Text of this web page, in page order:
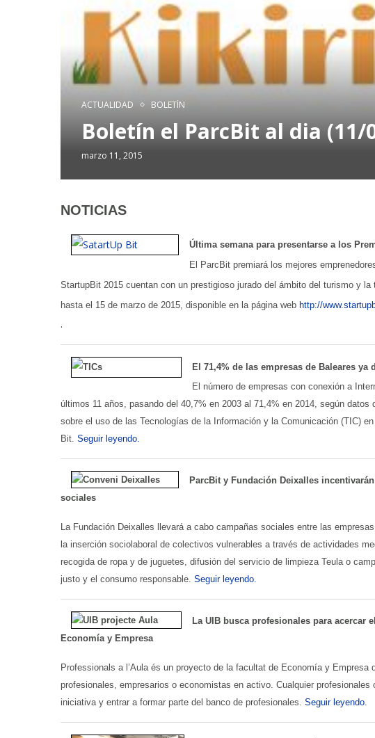
ACTUALIDAD BOLETÍN
Boletín el ParcBit al dia (11/
marzo 11, 2015
NOTICIAS
Última semana para presentarse a los
El ParcBit premiará los mejores
StartupBit 2015 cuentan con un prestigioso jurado del ámbito del turismo y
hasta el 15 de marzo de 2015, disponible en la página web http://
.
El 71,4% de las empresas de Baleares
El número de empresas con conexión a
últimos 11 años, pasando del 40,7% en 2003 al 71,4% en 2014, según datos
sobre el uso de las Tecnologías de la Información y la Comunicación (TIC)
Bit. Seguir leyendo.
ParcBit y Fundación Deixalles
sociales
La Fundación Deixalles llevará a cabo campañas sociales entre las
la inserción sociolaboral de colectivos vulnerables a través de actividades
recogida de ropa y de juguetes, difusión del servicio de limpieza Teula o
justo y el consumo responsable. Seguir leyendo.
La UIB busca profesionales para acercar
Economía y Empresa
Professionals a l’Aula és un proyecto de la facultat de Economía y
profesionales, empresarios o economistas en activo. Cualquier
iniciativa y entrar a formar parte del banco de profesionales. Seguir leyendo.